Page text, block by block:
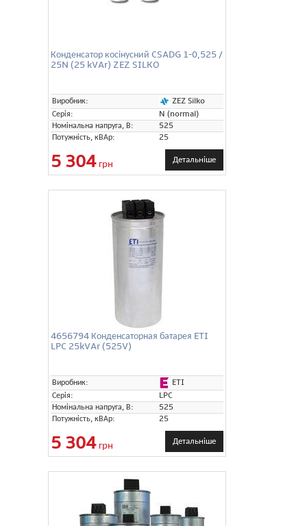
Конденсатор косінусний CSADG 1-0,525 /
25N (25 kVAr) ZEZ SILKO
Виробник:
ZEZ Silko
Серія:
N (normal)
Номінальна напруга, В:
525
Потужність, кВАр:
25
5 304грн Детальніше
4656794 Конденсаторная батарея ETI
LPC 25kVAr (525V)
Виробник:
ETI
Серія:
LPC
Номінальна напруга, В:
525
Потужність, кВАр:
25
5 304грн Детальніше